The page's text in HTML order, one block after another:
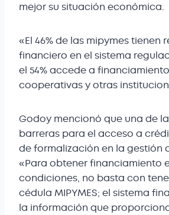
mejor su situación económica.
«El 46% de las mipymes tienen
financiero en el sistema
el 54% accede a
cooperativas y otras
Godoy mencionó que una de
barreras para el acceso a
de formalización en la gestión
«Para obtener financiamiento
condiciones, no basta con
cédula MIPYMES; el sistema
la información que